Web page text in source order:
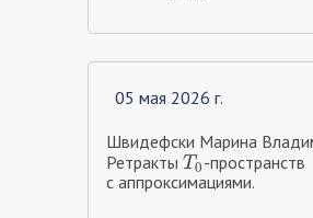
05 мая 2026 г.
Швидефски Марина
Ретракты T0
T0-пространств
с аппроксимациями.